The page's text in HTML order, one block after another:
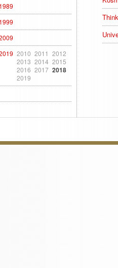
2010 2011 2012
2013 2014 2015
2016 2017 2018
2019